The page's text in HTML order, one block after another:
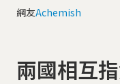
網友Achemish
兩國相互